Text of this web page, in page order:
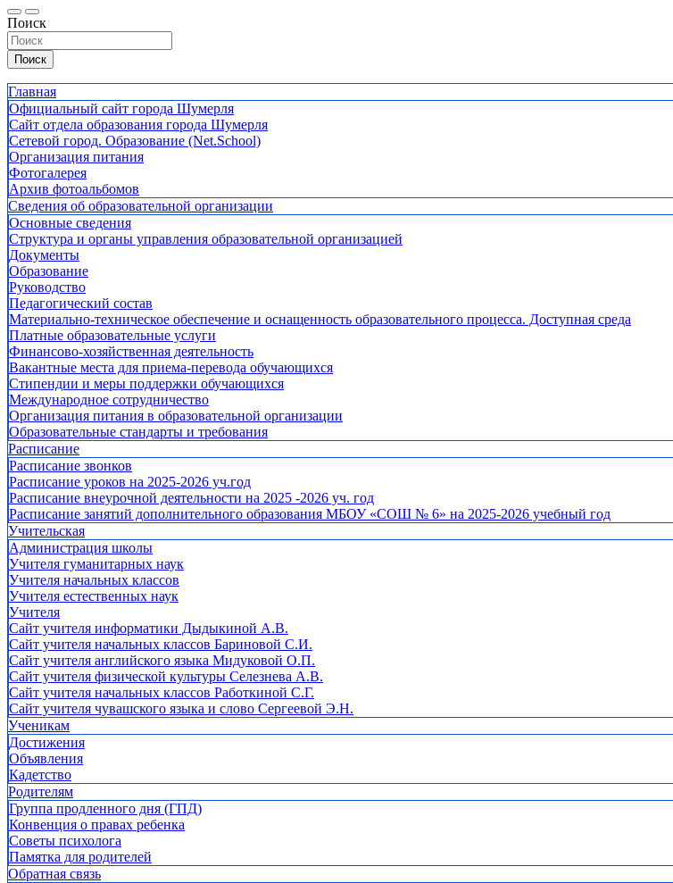
Поиск
Поиск
Главная
Официальный сайт города Шумерля
Сайт отдела образования города Шумерля
Сетевой город. Образование (Net.School)
Организация питания
Фотогалерея
Архив фотоальбомов
Сведения об образовательной организации
Основные сведения
Структура и органы управления образовательной организацией
Документы
Образование
Руководство
Педагогический состав
Материально-техническое обеспечение и оснащенность образовательного процесса. Доступная среда
Платные образовательные услуги
Финансово-хозяйственная деятельность
Вакантные места для приема-перевода обучающихся
Стипендии и меры поддержки обучающихся
Международное сотрудничество
Организация питания в образовательной организации
Образовательные стандарты и требования
Расписание
Расписание звонков
Расписание уроков на 2025-2026 уч.год
Расписание внеурочной деятельности на 2025 -2026 уч. год
Расписание занятий дополнительного образования МБОУ «СОШ № 6» на 2025-2026 учебный год
Учительская
Администрация школы
Учителя гуманитарных наук
Учителя начальных классов
Учителя естественных наук
Учителя
Cайт учителя информатики Дыдыкиной А.В.
Сайт учителя начальных классов Бариновой С.И.
Сайт учителя английского языка Мидуковой О.П.
Сайт учителя физической культуры Селезнева А.В.
Сайт учителя начальных классов Работкиной С.Г.
Сайт учителя чувашского языка и слово Сергеевой Э.Н.
Ученикам
Достижения
Объявления
Кадетство
Родителям
Группа продленного дня (ГПД)
Конвенция о правах ребенка
Советы психолога
Памятка для родителей
Обратная связь